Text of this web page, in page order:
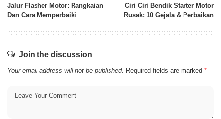
Jalur Flasher Motor: Rangkaian
Dan Cara Memperbaiki
Ciri Ciri Bendik Starter Motor
Rusak: 10 Gejala & Perbaikan
Join the discussion
Your email address will not be published. Required fields are marked *